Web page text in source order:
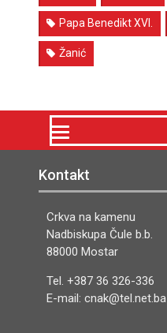
Papa Benedikt XVI.
Žanić
Kontakt
Crkva na kamenu
Nadbiskupa Čule b.b.
88000 Mostar
Tel. +387 36 326-336
E-mail: cnak@tel.net.ba